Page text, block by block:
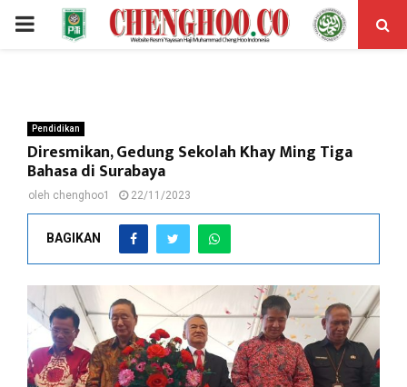
PRIMARY
Pendidikan
Diresmikan, Gedung Sekolah Khay Ming Tiga
Bahasa di Surabaya
oleh chenghoo1 22/11/2023
BAGIKAN